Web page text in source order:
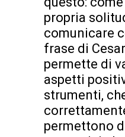
propria
comunicare
frase di
permette di
aspetti
strumenti,
permettono